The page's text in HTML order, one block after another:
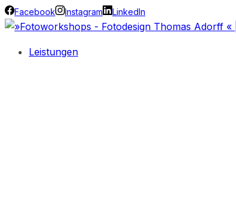
Facebook Instagram LinkedIn
Leistungen